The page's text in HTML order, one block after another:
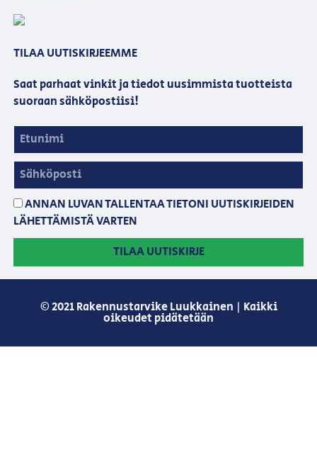
TILAA UUTISKIRJEEMME
Saat parhaat vinkit ja tiedot uusimmista tuotteista
suoraan sähköpostiisi!
ANNAN LUVAN TALLENTAA TIETONI UUTISKIRJEIDEN
LÄHETTÄMISTÄ VARTEN
TILAA UUTISKIRJE
© 2021 Rakennustarvike Luukkainen | Kaikki
oikeudet pidätetään